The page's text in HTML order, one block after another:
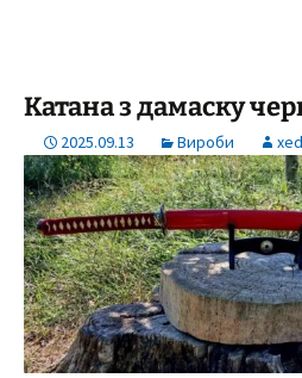
Катана з дамаску
2025.09.13 Вироби